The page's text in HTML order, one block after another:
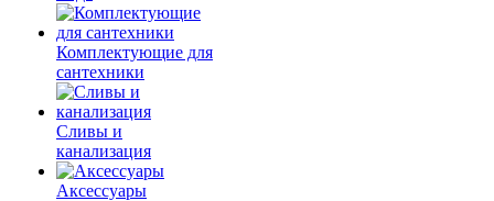
Комплектующие для
сантехники
Сливы и
канализация
Аксессуары